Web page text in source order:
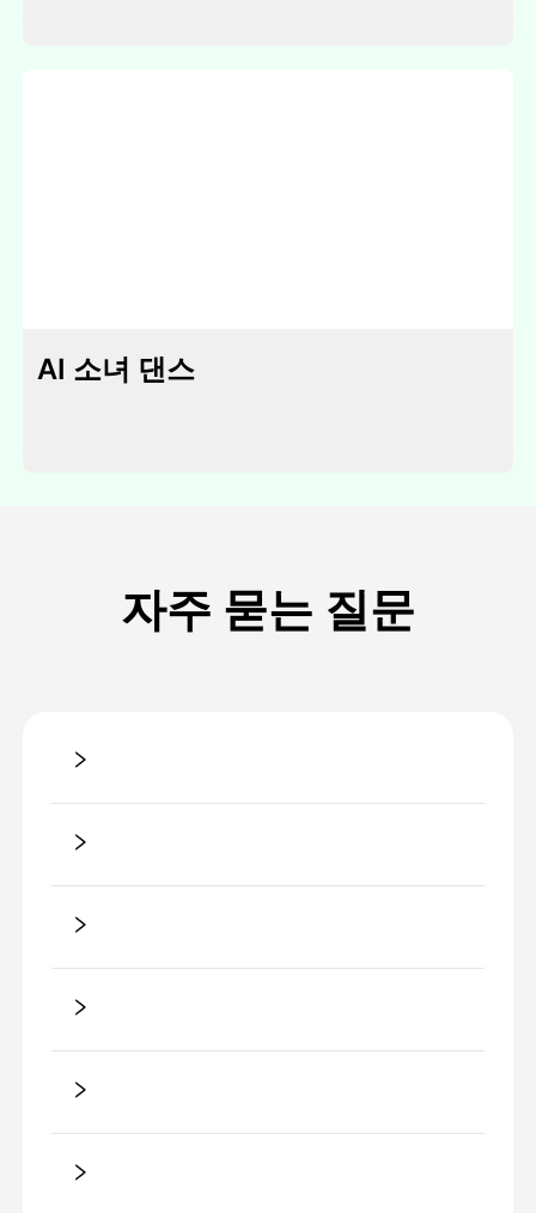
AI 소녀 댄스
자주 묻는 질문